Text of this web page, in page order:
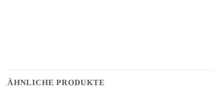
ÄHNLICHE PRODUKTE